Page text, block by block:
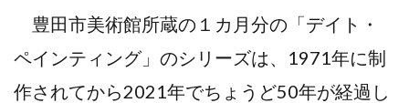
豊田市美術館所蔵の１カ月分の「デイト・
ペインティング」のシリーズは、1971年に制
作されてから2021年でちょうど50年が経過し